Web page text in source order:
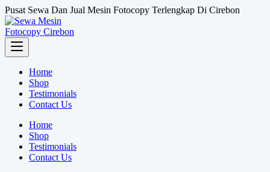
Skip
to
content
Pusat Sewa Dan Jual Mesin Fotocopy Terlengkap Di Cirebon
Home
Shop
Testimonials
Contact Us
Home
Shop
Testimonials
Contact Us